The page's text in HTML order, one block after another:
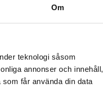
Om
teknologi såsom
annonser och innehåll,
får använda din data